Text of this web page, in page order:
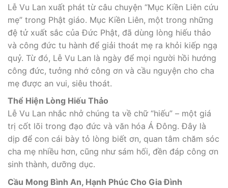
Lễ Vu Lan xuất phát từ câu chuyện “Mục Kiền Liên cứu
mẹ” trong Phật giáo. Mục Kiền Liên, một trong những
đệ tử xuất sắc của Đức Phật, đã dùng lòng hiếu thảo
và công đức tu hành để giải thoát mẹ ra khỏi kiếp ngạ
quỷ. Từ đó, Lễ Vu Lan là ngày để mọi người hồi hướng
công đức, tưởng nhớ công ơn và cầu nguyện cho cha
mẹ được an vui, siêu thoát.
Thể Hiện Lòng Hiếu Thảo
Lễ Vu Lan nhắc nhở chúng ta về chữ “hiếu” – một giá
trị cốt lõi trong đạo đức và văn hóa Á Đông. Đây là
dịp để con cái bày tỏ lòng biết ơn, quan tâm chăm sóc
cha mẹ nhiều hơn, cũng như sám hối, đền đáp công ơn
sinh thành, dưỡng dục.
Cầu Mong Bình An, Hạnh Phúc Cho Gia Đình